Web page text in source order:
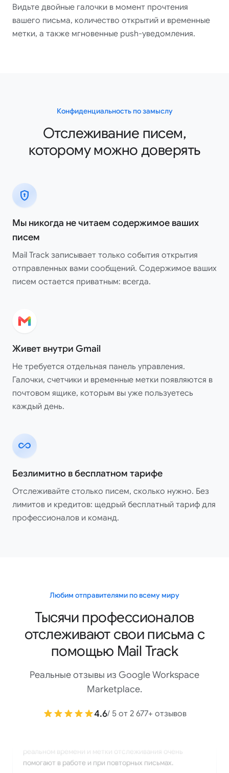
Видьте двойные галочки в момент прочтения
вашего письма, количество открытий и временные
метки, а также мгновенные push-уведомления.
Конфиденциальность по замыслу
Отслеживание писем,
которому можно доверять
encrypted
Мы никогда не читаем содержимое ваших
писем
Mail Track записывает только события открытия
отправленных вами сообщений. Содержимое ваших
писем остается приватным: всегда.
Живет внутри Gmail
Не требуется отдельная панель управления.
Галочки, счетчики и временные метки появляются в
почтовом ящике, которым вы уже пользуетесь
каждый день.
all_inclusive
Безлимитно в бесплатном тарифе
Отслеживайте столько писем, сколько нужно. Без
лимитов и кредитов: щедрый бесплатный тариф для
профессионалов и команд.
Любим отправителями по всему миру
Тысячи профессионалов
отслеживают свои письма с
помощью Mail Track
Реальные отзывы из Google Workspace
Marketplace.
4.6/ 5 от 2 677+ отзывов
Отличное приложение!! Работает идеально!! Очень
Google Workspace Marketplace
уже мог работать. Очень рекомендую по всем
Elle Martin
Google Workspace Marketplace
Mailtrack: полезное расширение для Gmail, которое
установить, оно простое в использовании и отлично
работает прямо внутри Gmail. Уведомления в
MetroCity Tiles Pvt. Ltd.
Google Workspace Marketplace